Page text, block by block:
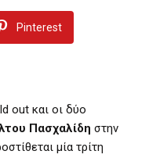
Pinterest
out και οι δύο
Πασχαλίδη στην
μία τρίτη